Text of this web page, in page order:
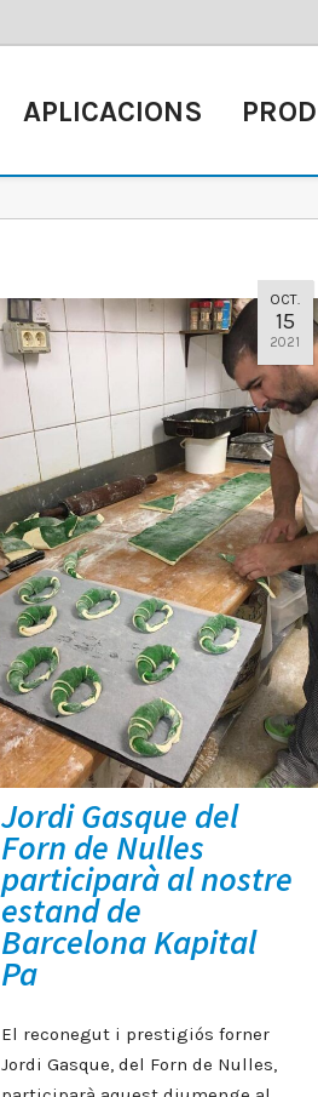
APLICACIONS
OCT.
15
2021
Jordi Gasque del
Forn de Nulles
participarà al nostre
estand de
Barcelona Kapital
Pa
El reconegut i prestigiós forner
Jordi Gasque, del Forn de Nulles,